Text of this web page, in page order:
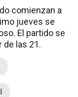
comienzan a
jueves se
El partido se
de las 21.